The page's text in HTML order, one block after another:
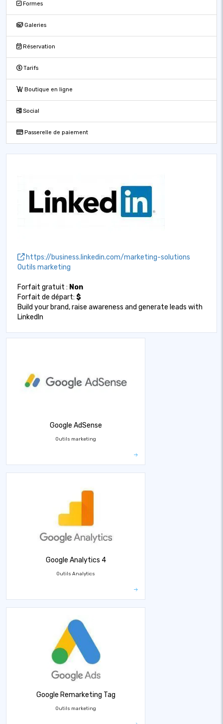
Formes
Galeries
Réservation
Tarifs
Boutique en ligne
Social
Passerelle de paiement
https://business.linkedin.com/marketing-solutions
Outils marketing
Forfait gratuit : Non
Forfait de départ: $
Build your brand, raise awareness and generate leads with
LinkedIn
Google AdSense
Outils marketing
Google Analytics 4
Outils Analytics
Google Remarketing Tag
Outils marketing